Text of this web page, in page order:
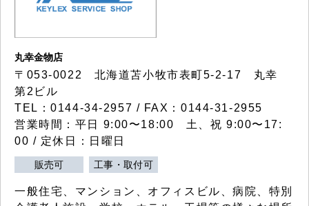
丸幸金物店
〒053-0022 北海道苫小牧市表町5-2-17 丸幸
第2ビル
TEL：0144-34-2957 / FAX：0144-31-2955
営業時間：平日 9:00〜18:00 土、祝 9:00〜17:
00 / 定休日：日曜日
販売可 工事・取付可
一般住宅、マンション、オフィスビル、病院、特別